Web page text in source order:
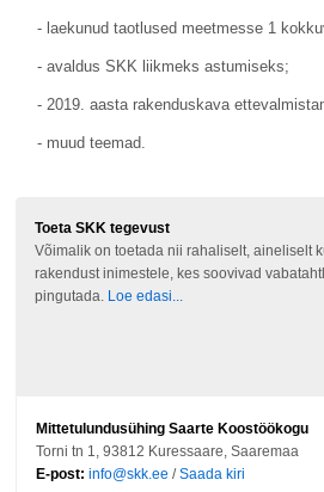
- laekunud taotlused meetmesse 1
- avaldus SKK liikmeks astumiseks;
- 2019. aasta rakenduskava
- muud teemad.
Toeta SKK tegevust
Võimalik on toetada nii rahaliselt, aineliselt
rakendust inimestele, kes soovivad
pingutada. Loe edasi...
Mittetulundusühing Saarte Koostöökogu
Torni tn 1, 93812 Kuressaare, Saaremaa
E-post: info@skk.ee /Saada kiri